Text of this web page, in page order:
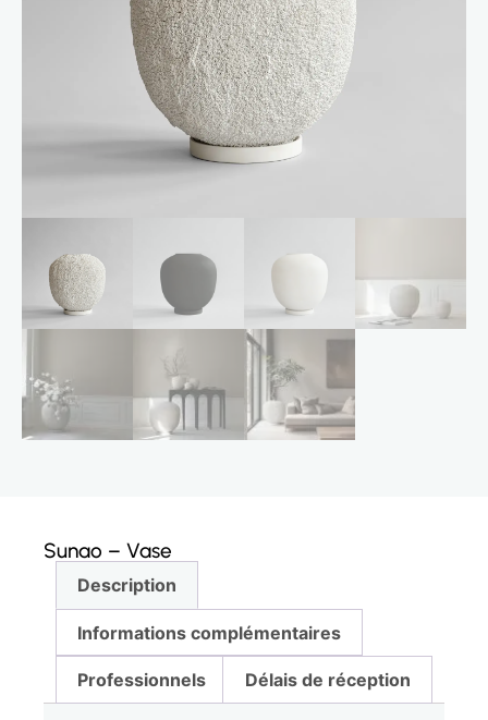
Sunao – Vase
Description
Informations complémentaires
Professionnels Délais de réception